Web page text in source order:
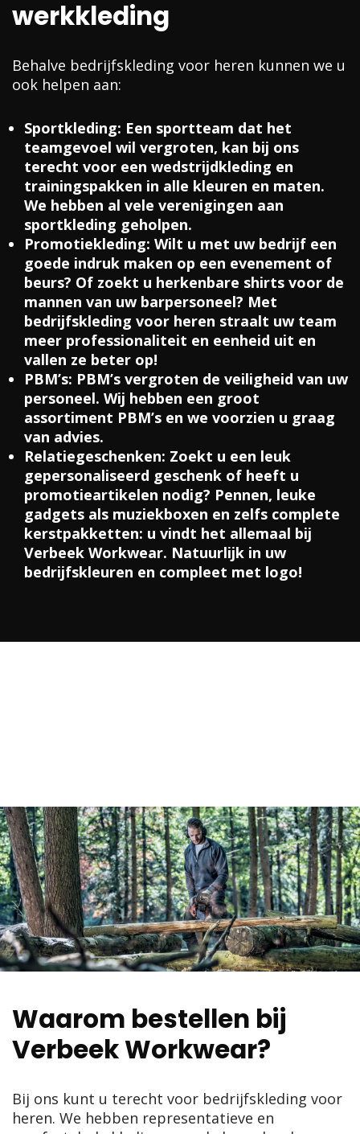
werkkleding
Behalve bedrijfskleding voor heren kunnen we u
ook helpen aan:
Sportkleding: Een sportteam dat het
teamgevoel wil vergroten, kan bij ons
terecht voor een wedstrijdkleding en
trainingspakken in alle kleuren en maten.
We hebben al vele verenigingen aan
sportkleding geholpen.
Promotiekleding: Wilt u met uw bedrijf een
goede indruk maken op een evenement of
beurs? Of zoekt u herkenbare shirts voor de
mannen van uw barpersoneel? Met
bedrijfskleding voor heren straalt uw team
meer professionaliteit en eenheid uit en
vallen ze beter op!
PBM’s: PBM’s vergroten de veiligheid van uw
personeel. Wij hebben een groot
assortiment PBM’s en we voorzien u graag
van advies.
Relatiegeschenken: Zoekt u een leuk
gepersonaliseerd geschenk of heeft u
promotieartikelen nodig? Pennen, leuke
gadgets als muziekboxen en zelfs complete
kerstpakketten: u vindt het allemaal bij
Verbeek Workwear. Natuurlijk in uw
bedrijfskleuren en compleet met logo!
Waarom bestellen bij
Verbeek Workwear?
Bij ons kunt u terecht voor bedrijfskleding voor
heren. We hebben representatieve en